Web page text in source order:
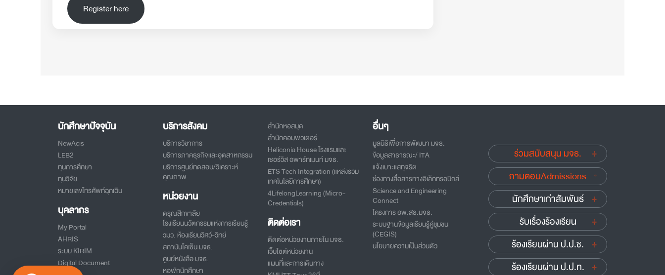
Register here
นักศึกษาปัจจุบัน
NewAcis
LEB2
ทุนการศึกษา
ทุนวิจัย
หมายเลขโทรศัพท์ฉุกเฉิน
บุคลากร
My Portal
AHRIS
ระบบ KIRIM
Digital Document
บริการสังคม
บริการวิชาการ
บริการภาคธุรกิจและอุตสาหกรรม
บริการศูนย์ทดสอบ/วิเคราะห์
คุณภาพ
หน่วยงาน
ดรุณสิกขาลัย
โรงเรียนนวัตกรรมแห่งการเรียนรู้
วมว. ห้องเรียนวิศว์-วิทย์
สถาบันโคเซ็น มจธ.
ศูนย์หนังสือ มจธ.
หอพักนักศึกษา
สำนักหอสมุด
สำนักคอมพิวเตอร์
Heliconia House โรงแรมและ
เซอร์วิส อพาร์ทเมนท์ มจธ.
ETS Tech Integration (แหล่งรวม
เทคโนโลยีการศึกษา)
4LifelongLearning (Micro-
Credentials)
ติดต่อเรา
ติดต่อหน่วยงานภายใน มจธ.
เว็บไซต์หน่วยงาน
แผนที่และการเดินทาง
อื่นๆ
มูลนิธิเพื่อการพัฒนา มจธ.
ข้อมูลสาธารณะ/ ITA
แจ้งเบาะแสทุจริต
ช่องทางสื่อสารทางอิเล็กทรอนิกส์
Science and Engineering
Connect
โครงการ อพ.สธ.มจธ.
ระบบฐานข้อมูลเรียนรู้คู่ชุมชน
(CEGIS)
นโยบายความเป็นส่วนตัว
ร่วมสนับสนุน มจธ.
ถามตอบAdmissions
นักศึกษาเก่าสัมพันธ์
รับเรื่องร้องเรียน
ร้องเรียนผ่าน ป.ป.ช.
ร้องเรียนผ่าน ป.ป.ท.